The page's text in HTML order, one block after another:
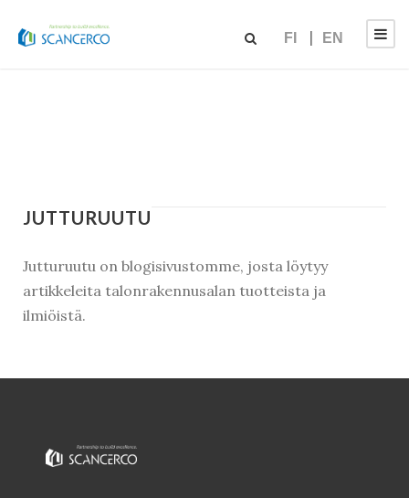
FI EN
JUTTURUUTU
Jutturuutu on blogisivustomme, josta löytyy
artikkeleita talonrakennusalan tuotteista ja
ilmiöistä.